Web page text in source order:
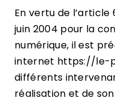
En vertu de l’article
juin 2004 pour la
numérique, il est
internet https://le-
différents
réalisation et de son